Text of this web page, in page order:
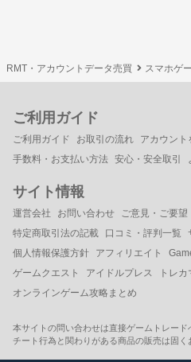
RMT・アカウントデータ売買 スマホゲ
ご利用ガイド
ご利用ガイド お取引の流れ アカウント
手数料・お支払い方法 安心・安全取引
サイト情報
運営会社 お問い合わせ ご意見・ご要望
特定商取引法の記載
口コミ・評判一覧
個人情報保護方針
アフィリエイト
ゲームクエスト
アイドルプレス
トレ
オンラインゲーム攻略まとめ
本サイトの問い合わせは直接ゲームトレード
チート行為と関わりがある商品の販売は固く